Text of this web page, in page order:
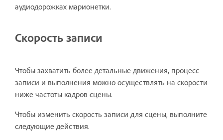
аудиодорожках марионетки.
Скорость записи
Чтобы захватить более детальные движения, процесс
записи и выполнения можно осуществлять на скорости
ниже частоты кадров сцены.
Чтобы изменить скорость записи для сцены, выполните
следующие действия.